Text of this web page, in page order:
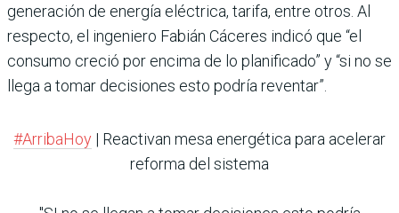
generación de energía eléctrica, tarifa, entre otros. Al
respecto, el ingeniero Fabián Cáceres indicó que “el
consumo creció por encima de lo planificado” y “si no se
llega a tomar decisiones esto podría reventar”.
#ArribaHoy | Reactivan mesa energética para acelerar
reforma del sistema